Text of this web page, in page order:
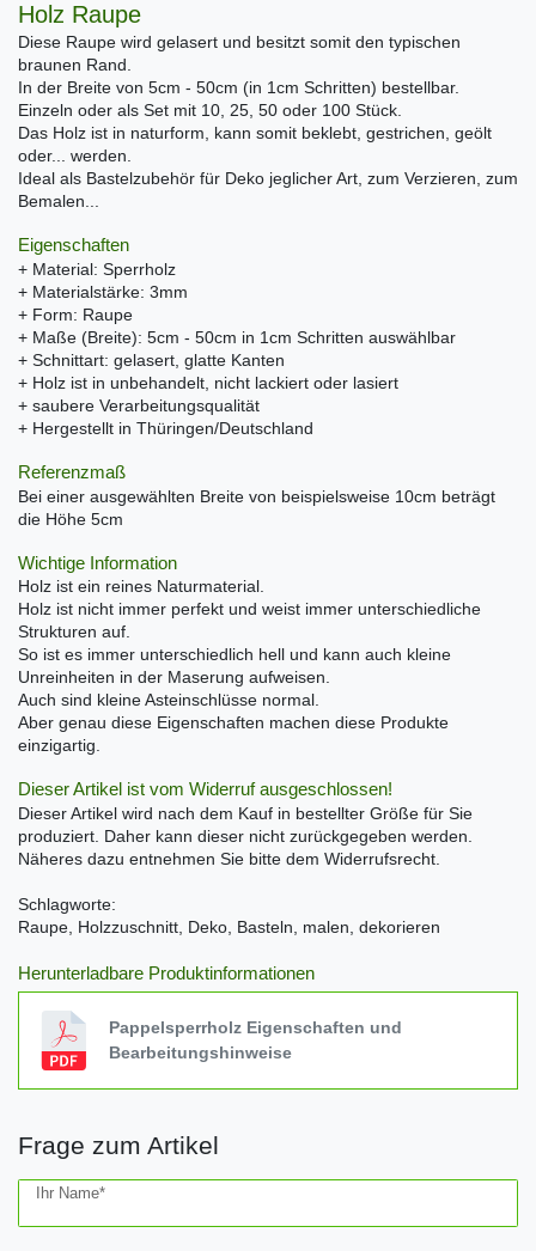
Holz Raupe
Diese Raupe wird gelasert und besitzt somit den typischen
braunen Rand.
In der Breite von 5cm - 50cm (in 1cm Schritten) bestellbar.
Einzeln oder als Set mit 10, 25, 50 oder 100 Stück.
Das Holz ist in naturform, kann somit beklebt, gestrichen, geölt
oder... werden.
Ideal als Bastelzubehör für Deko jeglicher Art, zum Verzieren, zum
Bemalen...
Eigenschaften
+ Material: Sperrholz
+ Materialstärke: 3mm
+ Form: Raupe
+ Maße (Breite): 5cm - 50cm in 1cm Schritten auswählbar
+ Schnittart: gelasert, glatte Kanten
+ Holz ist in unbehandelt, nicht lackiert oder lasiert
+ saubere Verarbeitungsqualität
+ Hergestellt in Thüringen/Deutschland
Referenzmaß
Bei einer ausgewählten Breite von beispielsweise 10cm beträgt
die Höhe 5cm
Wichtige Information
Holz ist ein reines Naturmaterial.
Holz ist nicht immer perfekt und weist immer unterschiedliche
Strukturen auf.
So ist es immer unterschiedlich hell und kann auch kleine
Unreinheiten in der Maserung aufweisen.
Auch sind kleine Asteinschlüsse normal.
Aber genau diese Eigenschaften machen diese Produkte
einzigartig.
Dieser Artikel ist vom Widerruf ausgeschlossen!
Dieser Artikel wird nach dem Kauf in bestellter Größe für Sie
produziert. Daher kann dieser nicht zurückgegeben werden.
Näheres dazu entnehmen Sie bitte dem Widerrufsrecht.
Schlagworte:
Raupe, Holzzuschnitt, Deko, Basteln, malen, dekorieren
Herunterladbare Produktinformationen
Pappelsperrholz Eigenschaften und
Bearbeitungshinweise
Frage zum Artikel
Ihr Name*
Ceres::Template.mailFormHoneypotLabel